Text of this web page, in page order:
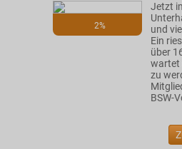
2%
Jetzt
und
Ein
über
wartet
zu
BSW-